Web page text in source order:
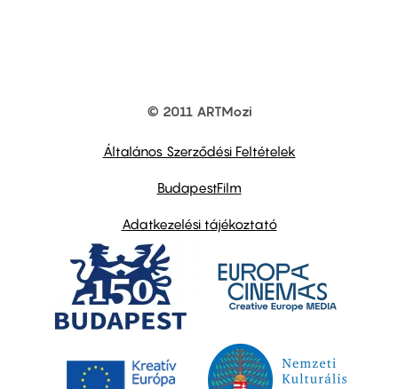
© 2011 ARTMozi
Általános Szerződési Feltételek
BudapestFilm
Adatkezelési tájékoztató